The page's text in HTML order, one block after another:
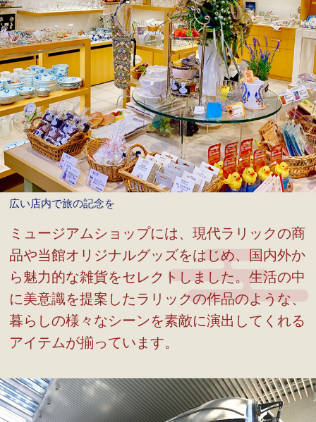
広い店内で旅の記念を
ミュージアムショップには、現代ラリックの商
品や当館オリジナルグッズをはじめ、国内外か
ら魅力的な雑貨をセレクトしました。生活の中
に美意識を提案したラリックの作品のような、
暮らしの様々なシーンを素敵に演出してくれる
アイテムが揃っています。